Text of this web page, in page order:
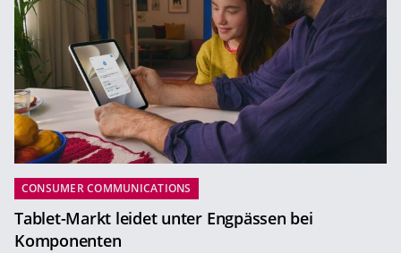
CONSUMER COMMUNICATIONS
Tablet-Markt leidet unter Engpässen bei
Komponenten